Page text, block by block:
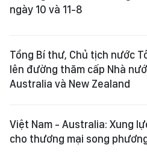
ngày 10 và 11-8
Tổng Bí thư, Chủ tịch nước
lên đường thăm cấp Nhà
Australia và New Zealand
Việt Nam - Australia: Xung
cho thương mại song